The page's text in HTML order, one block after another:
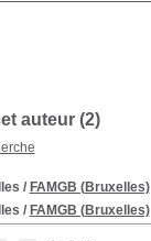
auteur (2)
/ FAMGB (Bruxelles)
/ FAMGB (Bruxelles)